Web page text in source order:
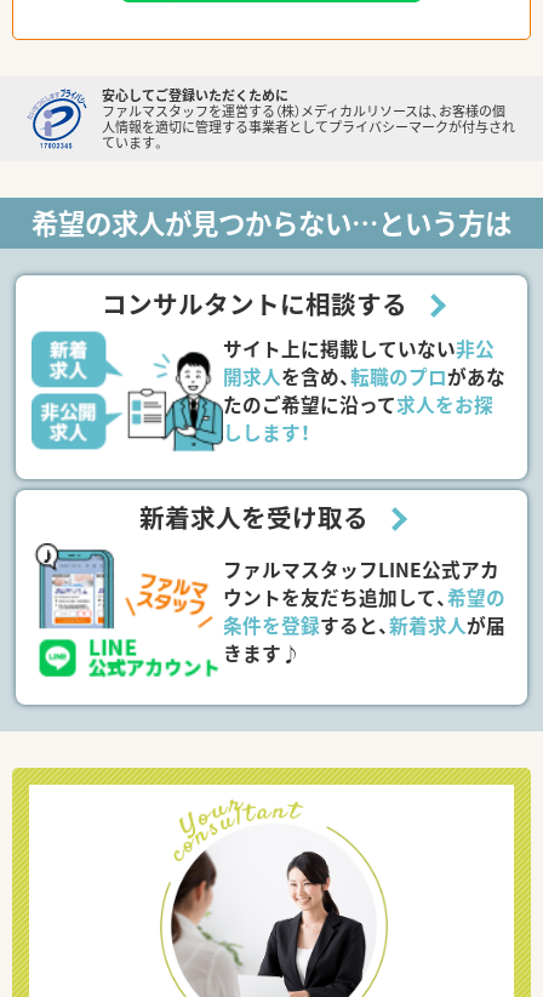
安心してご登録いただくために
ファルマスタッフを運営する（株）メディカルリソースは、お客様の個
人情報を適切に管理する事業者としてプライバシーマークが付与され
ています。
希望の求人が見つからない…という方は
コンサルタントに相談する
サイト上に掲載していない非公
開求人を含め、転職のプロがあな
たのご希望に沿って求人をお探
しします！
新着求人を受け取る
ファルマスタッフLINE公式アカ
ウントを友だち追加して、希望の
条件を登録すると、新着求人が届
きます♪